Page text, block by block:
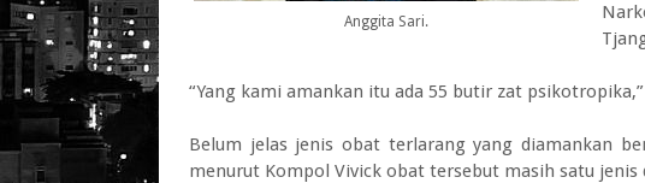
Anggita Sari.
“Yang kami amankan itu ada 55 butir zat
Belum jelas jenis obat terlarang yang diamankan
menurut Kompol Vivick obat tersebut masih satu jenis